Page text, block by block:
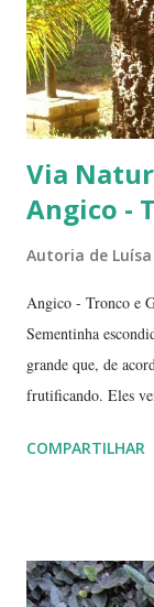
Via
Angico -
Autoria de
Angico - Tronco e
Sementinha
grande que, de
frutificando. Eles
plantado a
'compridinha' - que
COMPARTILHAR